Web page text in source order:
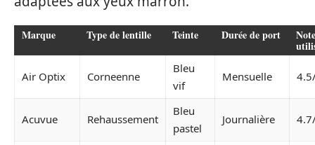
Marque Type de lentille Teinte Durée de port
Air Optix Corneenne
Bleu
vif
Mensuelle
Acuvue Rehaussement
Bleu
pastel
Journalière